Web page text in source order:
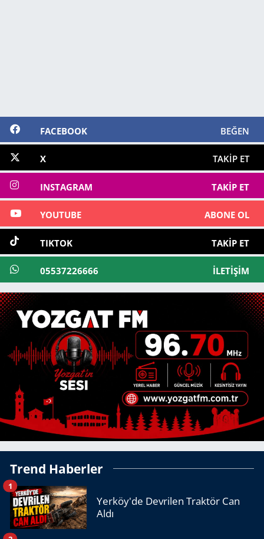
FACEBOOK BEĞEN
X TAKIP ET
INSTAGRAM TAKIP ET
YOUTUBE ABONE OL
TIKTOK TAKIP ET
05537226666 İLETIŞIM
Trend Haberler
Yerköy'de Devrilen Traktör Can
Aldı
1